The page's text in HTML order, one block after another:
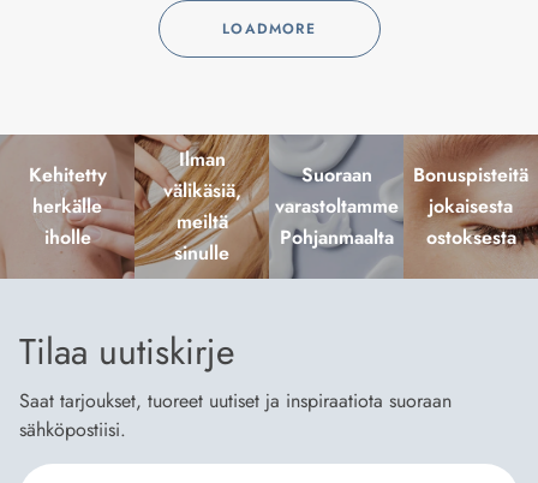
LOADMORE
Kehitetty
herkälle
iholle
Ilman
välikäsiä,
meiltä
sinulle
Suoraan
varastoltamme
Pohjanmaalta
Bonuspisteitä
jokaisesta
ostoksesta
Tilaa uutiskirje
Saat tarjoukset, tuoreet uutiset ja inspiraatiota suoraan
sähköpostiisi.